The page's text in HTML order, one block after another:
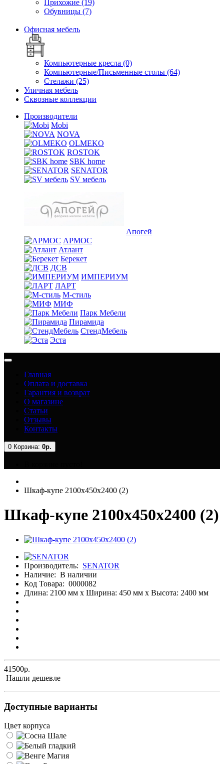
Прихожие (19)
Обувницы (7)
Офисная мебель
Компьютерные кресла (0)
Компьютерные/Письменные столы (64)
Стелажи (25)
Уличная мебель
Сквозные коллекции
Производители
Mobi
NOVA
OLMEKO
ROSTOK
SBK home
SENATOR
SV мебель
Апогей
АРМОС
Атлант
Берекет
ДСВ
ИМПЕРИУМ
ЛАРТ
М-стиль
МИФ
Парк Мебели
Пирамида
СтендМебель
Эста
Главная
Оплата и доставка
Гарантия и возврат
О магазине
Статьи
Отзывы
Контакты
0 Корзина: 0р.
Шкаф-купе 2100x450x2400 (2)
Шкаф-купе 2100x450x2400 (2)
Производитель: SENATOR
Наличие: В наличии
Код Товара: 0000082
Длина: 2100 мм x Ширина: 450 мм x Высота: 2400 мм
41500р.
Нашли дешевле
Доступные варианты
Цвет корпуса